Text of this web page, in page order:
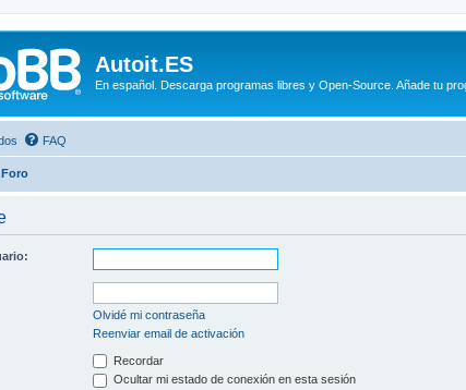
Autoit.ES
En español. Descarga programas libres y Open-Source. Añade tu
FAQ
Foro
Olvidé mi contraseña
Reenviar email de activación
Recordar
Ocultar mi estado de conexión en esta sesión